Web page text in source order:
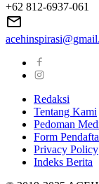
+62 812-6937-061
Redaksi
Tentang Kami
Pedoman
Form
Privacy Policy
Indeks Berita